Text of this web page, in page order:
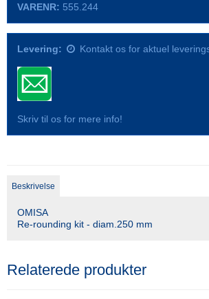
VARENR: 555.244
Levering: Kontakt os for aktuel
Skriv til os for mere info!
Beskrivelse
OMISA
Re-rounding kit - diam.250 mm
Relaterede produkter